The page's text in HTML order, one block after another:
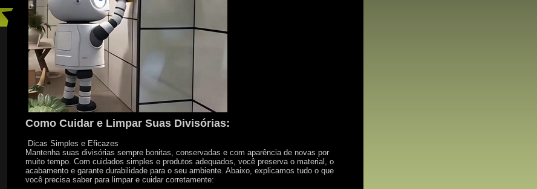
Como Cuidar e Limpar Suas Divisórias:
Dicas Simples e Eficazes
Mantenha suas divisórias sempre bonitas, conservadas e com aparência de novas por
muito tempo. Com cuidados simples e produtos adequados, você preserva o material, o
acabamento e garante durabilidade para o seu ambiente. Abaixo, explicamos tudo o que
você precisa saber para limpar e cuidar corretamente: